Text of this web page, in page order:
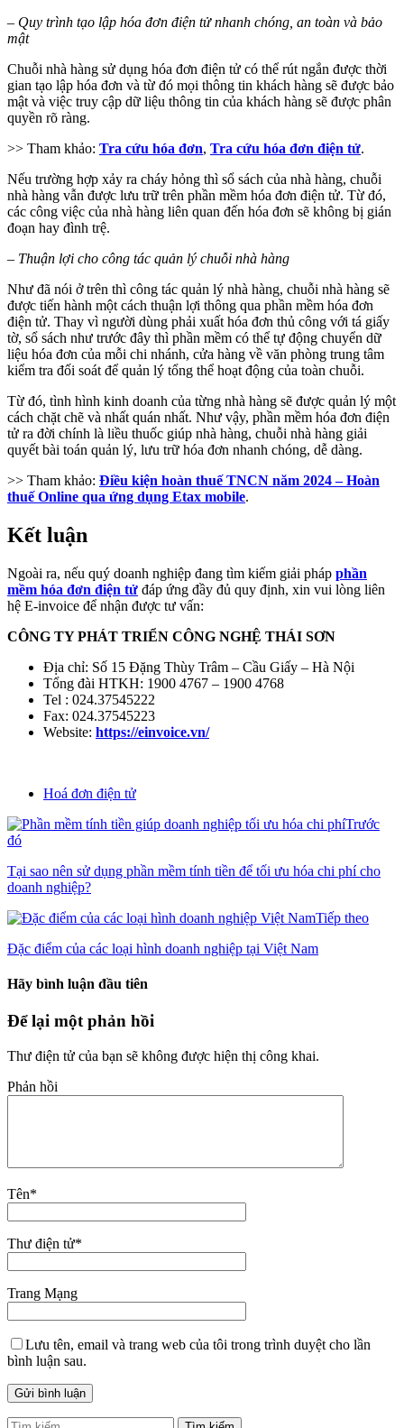
– Quy trình tạo lập hóa đơn điện tử nhanh chóng, an toàn và bảo
mật
Chuỗi nhà hàng sử dụng hóa đơn điện tử có thể rút ngắn được thời
gian tạo lập hóa đơn và từ đó mọi thông tin khách hàng sẽ được bảo
mật và việc truy cập dữ liệu thông tin của khách hàng sẽ được phân
quyền rõ ràng.
>> Tham khảo: Tra cứu hóa đơn, Tra cứu hóa đơn điện tử.
Nếu trường hợp xảy ra cháy hỏng thì sổ sách của nhà hàng, chuỗi
nhà hàng vẫn được lưu trữ trên phần mềm hóa đơn điện tử. Từ đó,
các công việc của nhà hàng liên quan đến hóa đơn sẽ không bị gián
đoạn hay đình trệ.
– Thuận lợi cho công tác quản lý chuỗi nhà hàng
Như đã nói ở trên thì công tác quản lý nhà hàng, chuỗi nhà hàng sẽ
được tiến hành một cách thuận lợi thông qua phần mềm hóa đơn
điện tử. Thay vì người dùng phải xuất hóa đơn thủ công với tá giấy
tờ, sổ sách như trước đây thì phần mềm có thể tự động chuyển dữ
liệu hóa đơn của mỗi chi nhánh, cửa hàng về văn phòng trung tâm
kiểm tra đối soát để quản lý tổng thể hoạt động của toàn chuỗi.
Từ đó, tình hình kinh doanh của từng nhà hàng sẽ được quản lý một
cách chặt chẽ và nhất quán nhất. Như vậy, phần mềm hóa đơn điện
tử ra đời chính là liều thuốc giúp nhà hàng, chuỗi nhà hàng giải
quyết bài toán quản lý, lưu trữ hóa đơn nhanh chóng, dễ dàng.
>> Tham khảo: Điều kiện hoàn thuế TNCN năm 2024 – Hoàn
thuế Online qua ứng dụng Etax mobile.
Kết luận
Ngoài ra, nếu quý doanh nghiệp đang tìm kiếm giải pháp phần
mềm hóa đơn điện tử đáp ứng đầy đủ quy định, xin vui lòng liên
hệ E-invoice để nhận được tư vấn:
CÔNG TY PHÁT TRIỂN CÔNG NGHỆ THÁI SƠN
Địa chỉ: Số 15 Đặng Thùy Trâm – Cầu Giấy – Hà Nội
Tổng đài HTKH: 1900 4767 – 1900 4768
Tel : 024.37545222
Fax: 024.37545223
Website: https://einvoice.vn/
Hoá đơn điện tử
Trước
đó
Tại sao nên sử dụng phần mềm tính tiền để tối ưu hóa chi phí cho
doanh nghiệp?
Tiếp theo
Đặc điểm của các loại hình doanh nghiệp tại Việt Nam
Hãy bình luận đầu tiên
Để lại một phản hồi
Thư điện tử của bạn sẽ không được hiện thị công khai.
Phản hồi
Tên*
Thư điện tử*
Trang Mạng
Lưu tên, email và trang web của tôi trong trình duyệt cho lần
bình luận sau.
Tìm